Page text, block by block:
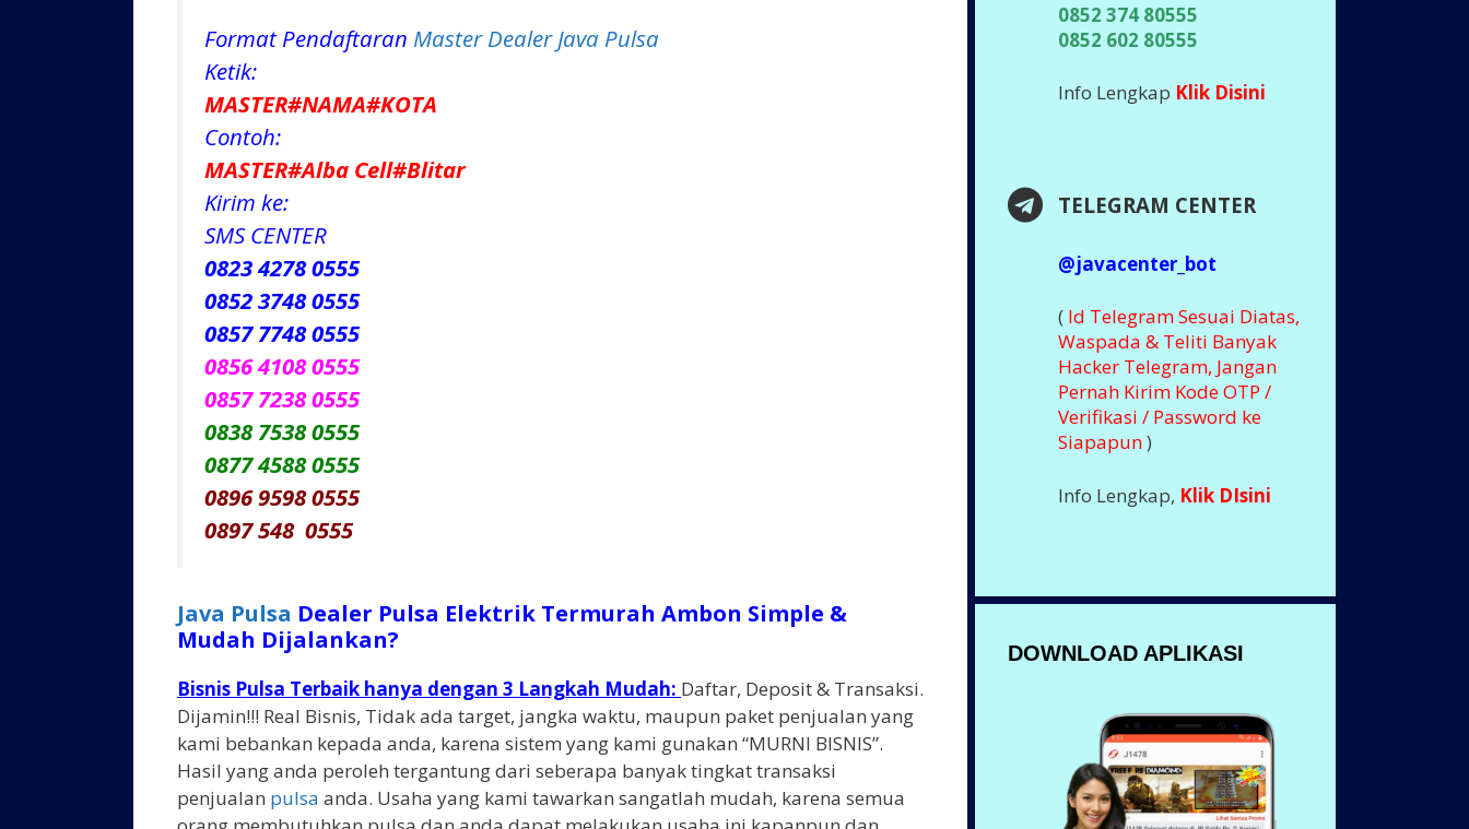
Format Pendaftaran Master Dealer Java Pulsa
Ketik:
MASTER#NAMA#KOTA
Contoh:
MASTER#Alba Cell#Blitar
Kirim ke:
SMS CENTER
0823 4278 0555
0852 3748 0555
0857 7748 0555
0856 4108 0555
0857 7238 0555
0838 7538 0555
0877 4588 0555
0896 9598 0555
0897 548 0555
Java Pulsa Dealer Pulsa Elektrik Termurah Ambon Simple &
Mudah Dijalankan?
Bisnis Pulsa Terbaik hanya dengan 3 Langkah Mudah: Daftar, Deposit & Transaksi.
Dijamin!!! Real Bisnis, Tidak ada target, jangka waktu, maupun paket penjualan yang
kami bebankan kepada anda, karena sistem yang kami gunakan “MURNI BISNIS”.
Hasil yang anda peroleh tergantung dari seberapa banyak tingkat transaksi
penjualan pulsa anda. Usaha yang kami tawarkan sangatlah mudah, karena semua
0852 374 80555
0852 602 80555
Info Lengkap Klik Disini
TELEGRAM CENTER
@javacenter_bot
( Id Telegram Sesuai Diatas,
Waspada & Teliti Banyak
Hacker Telegram, Jangan
Pernah Kirim Kode OTP /
Verifikasi / Password ke
Siapapun)
Info Lengkap, Klik DIsini
DOWNLOAD APLIKASI